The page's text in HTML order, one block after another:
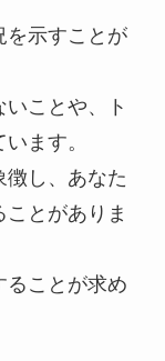
を示すことが
ことや、ト
ます。
し、あなた
とがありま
ることが求め